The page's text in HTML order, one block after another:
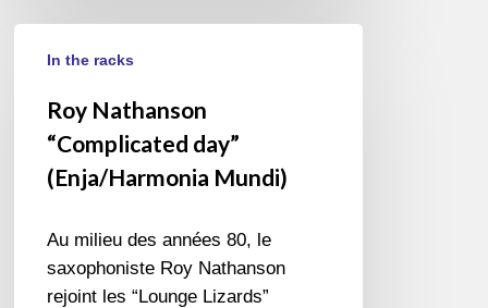
Nathanson
day”
(Enja/Harmonia
Mundi)
In the racks
Roy Nathanson
“Complicated day”
(Enja/Harmonia Mundi)
Au milieu des années 80, le
saxophoniste Roy Nathanson
rejoint les “Lounge Lizards”